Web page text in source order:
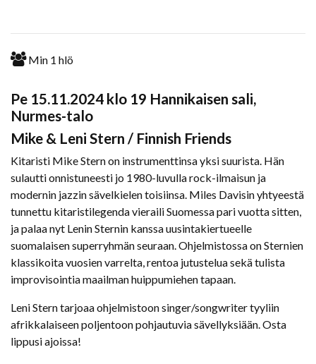
Min 1 hlö
Pe 15.11.2024 klo 19 Hannikaisen sali,
Nurmes-talo
Mike & Leni Stern / Finnish Friends
Kitaristi Mike Stern on instrumenttinsa yksi suurista. Hän
sulautti onnistuneesti jo 1980-luvulla rock-ilmaisun ja
modernin jazzin sävelkielen toisiinsa. Miles Davisin yhtyeestä
tunnettu kitaristilegenda vieraili Suomessa pari vuotta sitten,
ja palaa nyt Lenin Sternin kanssa uusintakiertueelle
suomalaisen superryhmän seuraan. Ohjelmistossa on Sternien
klassikoita vuosien varrelta, rentoa jutustelua sekä tulista
improvisointia maailman huippumiehen tapaan.
Leni Stern tarjoaa ohjelmistoon singer/songwriter tyyliin
afrikkalaiseen poljentoon pohjautuvia sävellyksiään. Osta
lippusi ajoissa!